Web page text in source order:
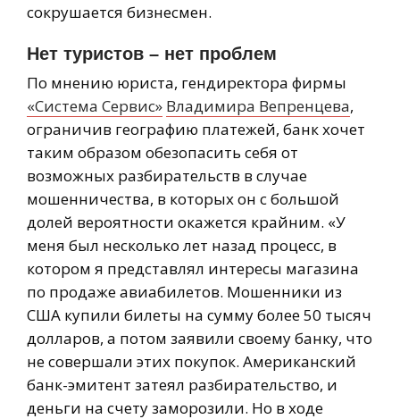
сокрушается бизнесмен.
Нет туристов – нет проблем
По мнению юриста, гендиректора фирмы
«Система Сервис» Владимира Вепренцева,
ограничив географию платежей, банк хочет
таким образом обезопасить себя от
возможных разбирательств в случае
мошенничества, в которых он с большой
долей вероятности окажется крайним. «У
меня был несколько лет назад процесс, в
котором я представлял интересы магазина
по продаже авиабилетов. Мошенники из
США купили билеты на сумму более 50 тысяч
долларов, а потом заявили своему банку, что
не совершали этих покупок. Американский
банк-эмитент затеял разбирательство, и
деньги на счету заморозили. Но в ходе